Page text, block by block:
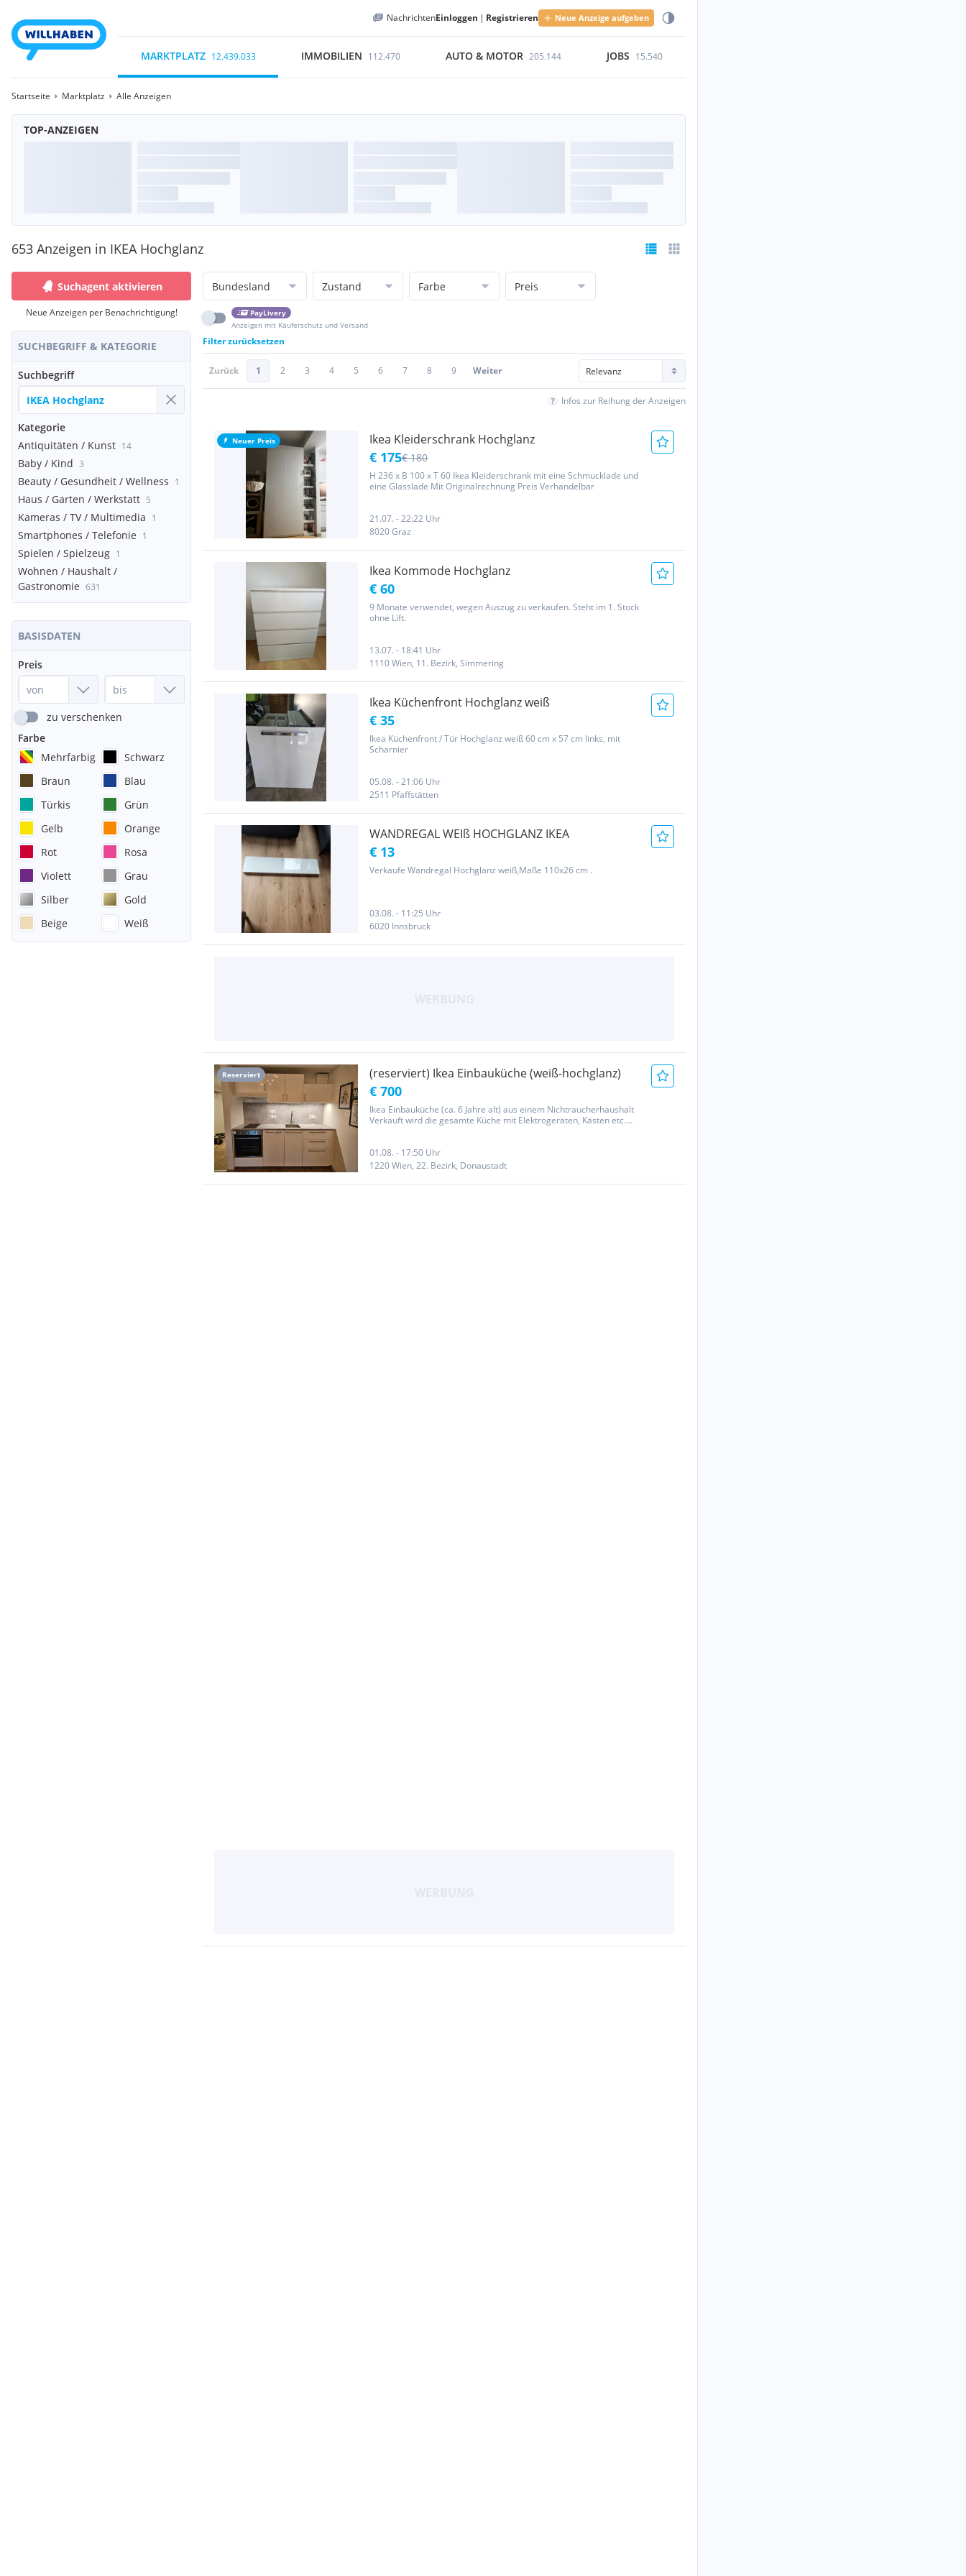
NachrichtenEinloggen | Registrieren Neue Anzeige aufgeben
MARKTPLATZ 12.439.033 IMMOBILIEN 112.470 AUTO & MOTOR 205.144 JOBS 15.540
Startseite Marktplatz Alle Anzeigen
TOP-ANZEIGEN
653 Anzeigen in IKEA Hochglanz
Suchagent aktivieren
Neue Anzeigen per Benachrichtigung!
SUCHBEGRIFF & KATEGORIE
Suchbegriff
Kategorie
Antiquitäten / Kunst 14
Baby / Kind 3
Beauty / Gesundheit / Wellness 1
Haus / Garten / Werkstatt 5
Kameras / TV / Multimedia 1
Smartphones / Telefonie 1
Spielen / Spielzeug 1
Wohnen / Haushalt /
Gastronomie 631
BASISDATEN
Preis
zu verschenken
Farbe
Mehrfarbig
Schwarz
Braun
Blau
Türkis
Grün
Gelb
Orange
Rot
Rosa
Violett
Grau
Silber
Gold
Beige
Weiß
Bundesland Zustand Farbe Preis
PayLivery
Anzeigen mit Käuferschutz und Versand
Filter zurücksetzen
Zurück 1 2 3 4 5 6 7 8 9 Weiter
Infos zur Reihung der Anzeigen
Neuer Preis Ikea Kleiderschrank Hochglanz
€ 175€ 180
H 236 x B 100 x T 60 Ikea Kleiderschrank mit eine Schmucklade und
eine Glasslade Mit Originalrechnung Preis Verhandelbar
21.07. - 22:22 Uhr
8020 Graz
Ikea Kommode Hochglanz
€ 60
9 Monate verwendet, wegen Auszug zu verkaufen. Steht im 1. Stock
ohne Lift.
13.07. - 18:41 Uhr
1110 Wien, 11. Bezirk, Simmering
Ikea Küchenfront Hochglanz weiß
€ 35
Ikea Küchenfront / Tür Hochglanz weiß 60 cm x 57 cm links, mit
Scharnier
05.08. - 21:06 Uhr
2511 Pfaffstätten
WANDREGAL WEIß HOCHGLANZ IKEA
€ 13
Verkaufe Wandregal Hochglanz weiß,Maße 110x26 cm .
03.08. - 11:25 Uhr
6020 Innsbruck
Reserviert (reserviert) Ikea Einbauküche (weiß-hochglanz)
€ 700
Ikea Einbauküche (ca. 6 Jahre alt) aus einem Nichtraucherhaushalt
Verkauft wird die gesamte Küche mit Elektrogeräten, Kästen etc.
01.08. - 17:50 Uhr
1220 Wien, 22. Bezirk, Donaustadt